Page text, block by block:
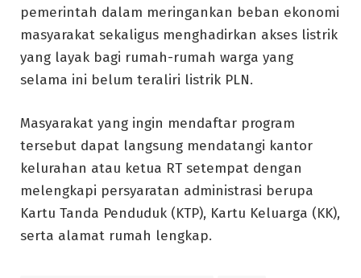
pemerintah dalam meringankan beban ekonomi
masyarakat sekaligus menghadirkan akses listrik
yang layak bagi rumah-rumah warga yang
selama ini belum teraliri listrik PLN.
Masyarakat yang ingin mendaftar program
tersebut dapat langsung mendatangi kantor
kelurahan atau ketua RT setempat dengan
melengkapi persyaratan administrasi berupa
Kartu Tanda Penduduk (KTP), Kartu Keluarga (KK),
serta alamat rumah lengkap.